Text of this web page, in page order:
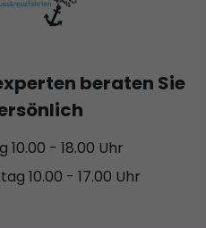
beraten Sie
- 18.00 Uhr
10.00 - 17.00 Uhr